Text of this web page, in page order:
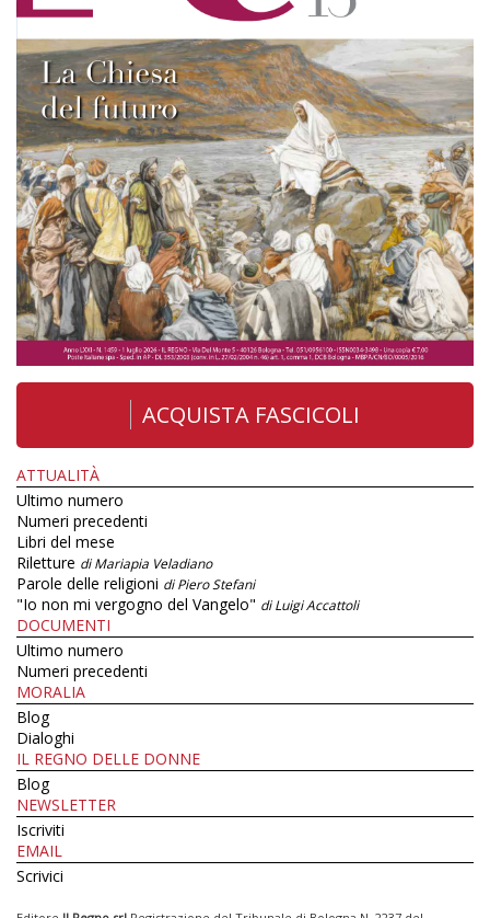
ACQUISTA FASCICOLI
ATTUALITÀ
Ultimo numero
Numeri precedenti
Libri del mese
Riletture di Mariapia Veladiano
Parole delle religioni di Piero Stefani
"Io non mi vergogno del Vangelo" di Luigi Accattoli
DOCUMENTI
Ultimo numero
Numeri precedenti
MORALIA
Blog
Dialoghi
IL REGNO DELLE DONNE
Blog
NEWSLETTER
Iscriviti
EMAIL
Scrivici